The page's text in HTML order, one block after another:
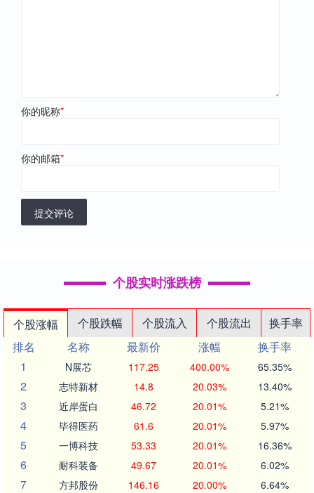
你的昵称*
你的邮箱*
提交评论
个股实时涨跌榜
个股涨幅 个股跌幅 个股流入 个股流出
换手率
排名
名称 最新价 涨幅
换手率
1
N展芯 117.25 400.00% 65.35%
2 志特新材 14.8 20.03% 13.40%
3 近岸蛋白 46.72 20.01% 5.21%
4 毕得医药 61.6 20.01% 5.97%
5 一博科技 53.33 20.01% 16.36%
6 耐科装备 49.67 20.01% 6.02%
7 方邦股份 146.16 20.00% 6.64%